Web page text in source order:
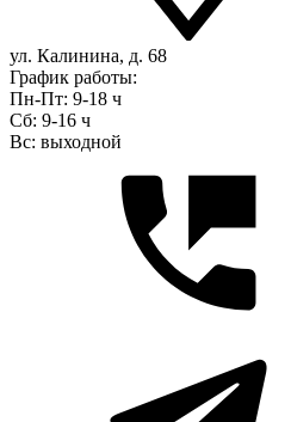
ул. Калинина, д. 68
График работы:
Пн-Пт: 9-18 ч
Сб: 9-16 ч
Вс: выходной